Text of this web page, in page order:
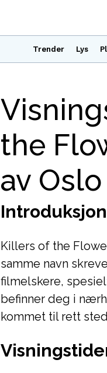
Trender Lys
the
av Oslo
Introduksjon
Killers of the
samme navn
filmelskere,
befinner deg i
kommet til rett